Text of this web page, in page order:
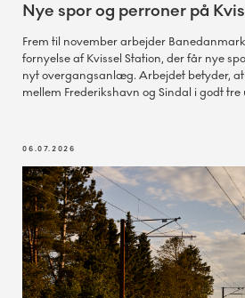
Nye spor og perroner på
Frem til november arbejder
fornyelse af Kvissel Station, der får nye
nyt overgangsanlæg. Arbejdet betyder,
mellem Frederikshavn og Sindal i godt
06.07.2026